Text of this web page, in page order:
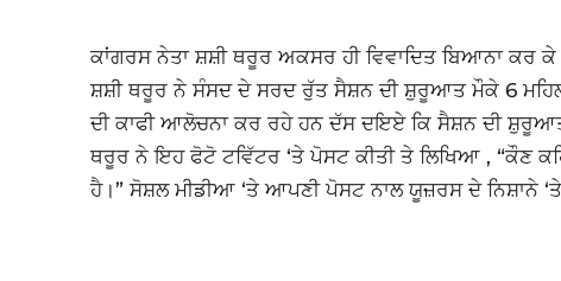
ਕਾਂਗਰਸ ਨੇਤਾ ਸ਼ਸ਼ੀ ਥਰੂਰ ਅਕਸਰ ਹੀ ਵਿਵਾਦਿਤ ਬਿਆਨਾ ਕਰ
ਸ਼ਸ਼ੀ ਥਰੂਰ ਨੇ ਸੰਸਦ ਦੇ ਸਰਦ ਰੁੱਤ ਸੈਸ਼ਨ ਦੀ ਸ਼ੁਰੂਆਤ ਮੌਕੇ 6
ਦੀ ਕਾਫੀ ਆਲੋਚਨਾ ਕਰ ਰਹੇ ਹਨ ਦੱਸ ਦਇਏ ਕਿ ਸੈਸ਼ਨ ਦੀ
ਥਰੂਰ ਨੇ ਇਹ ਫੋਟੋ ਟਵਿੱਟਰ ‘ਤੇ ਪੋਸਟ ਕੀਤੀ ਤੇ ਲਿਖਿਆ , “ਕੌਣ
ਹੈ।” ਸੋਸ਼ਲ ਮੀਡੀਆ ‘ਤੇ ਆਪਣੀ ਪੋਸਟ ਨਾਲ ਯੂਜ਼ਰਸ ਦੇ ਨਿਸ਼ਾਨੇ